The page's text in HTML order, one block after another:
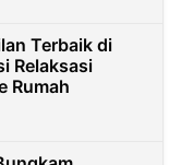
Terbaik di
Relaksasi
Rumah